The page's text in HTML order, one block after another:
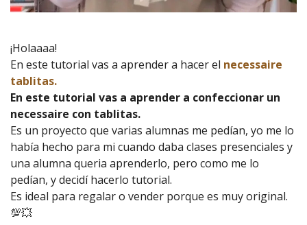
¡Holaaaa!
En este tutorial vas a aprender a hacer el necessaire
tablitas.
En este tutorial vas a aprender a confeccionar un
necessaire con tablitas.
Es un proyecto que varias alumnas me pedían, yo me lo
había hecho para mi cuando daba clases presenciales y
una alumna queria aprenderlo, pero como me lo
pedían, y decidí hacerlo tutorial.
Es ideal para regalar o vender porque es muy original.
💯💥